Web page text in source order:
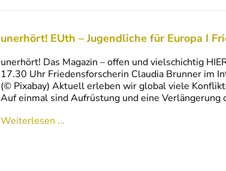
unerhört! EUth – Jugendliche für Europa I
unerhört! Das Magazin – offen und vielschichtig
17.30 Uhr Friedensforscherin Claudia Brunner im
(© Pixabay) Aktuell erleben wir global viele
Auf einmal sind Aufrüstung und eine
Weiterlesen ...